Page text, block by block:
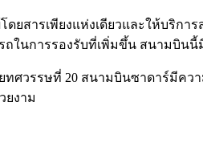
ยสารเพียงแห่งเดียวและให้บริก
ในการรองรับที่เพิ่มขึ้น สนามบิน
ทศวรรษที่ 20 สนามบินซาดาร์มีค
ยงาม